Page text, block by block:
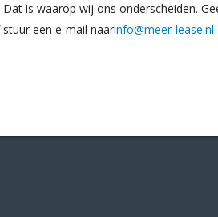
Dat is waarop wij ons onderscheiden.
een e-mail naarinfo@meer-lease.nl